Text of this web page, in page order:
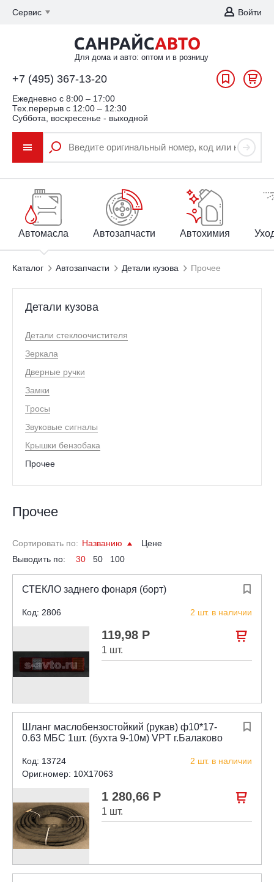
Сервис Войти
Для дома и авто: оптом и в розницу
+7 (495) 367-13-20
Ежедневно c 8:00 – 17:00
Тех.перерыв с 12:00 – 12:30
Суббота, воскресенье - выходной
Автомасла Автозапчасти Автохимия
Каталог Автозапчасти Детали кузова Прочее
Детали кузова
Детали стеклоочистителя
Зеркала
Дверные ручки
Замки
Тросы
Звуковые сигналы
Крышки бензобака
Прочее
Прочее
Сортировать по: Названию
Цене
Выводить по:
30 50 100

СТЕКЛО заднего фонаря (борт)
Код: 2806 2 шт. в наличии
119,98 Р
1 шт.


Шланг маслобензостойкий (рукав) ф10*17-
0.63 МБС 1шт. (бухта 9-10м) VPT г.Балаково
Код: 13724
2 шт. в наличии
Ориг.номер: 10X17063
1 280,66 Р
1 шт.
